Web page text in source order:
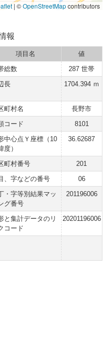
| ©OpenStreetMapcontributors
報
項目名
値
総数
287 世帯
長 1704.394 ｍ
町村名
長野市
コード
8101
中心点Ｙ座標（10
度）
36.62687
町村番号
201
、字などの番号
06
・字等別結果マッ
グ番号
201196006
と集計データのリ
コード
20201196006